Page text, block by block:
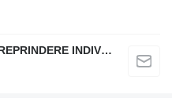
SZENTMIKLOSI ADALBERT ÎNTREPRINDERE INDIVIDUALĂ